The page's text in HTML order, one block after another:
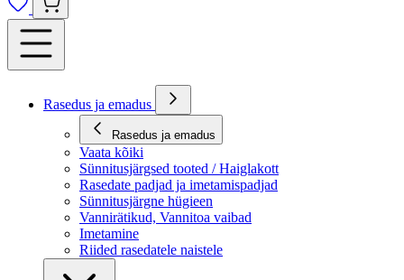
Rasedus ja emadus
Rasedus ja emadus
Vaata kõiki
Sünnitusjärgsed tooted / Haiglakott
Rasedate padjad ja imetamispadjad
Sünnitusjärgne hügieen
Vannirätikud, Vannitoa vaibad
Imetamine
Riided rasedatele naistele